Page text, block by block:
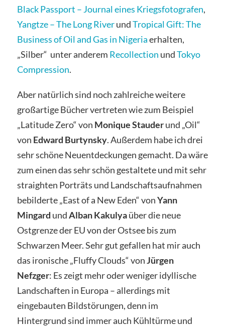
Black Passport – Journal eines Kriegsfotografen,
Yangtze – The Long RiverundTropical Gift: The
Business of Oil and Gas in Nigeriaerhalten,
„Silber“ unter anderem Recollection undTokyo
Compression.
Aber natürlich sind noch zahlreiche weitere
großartige Bücher vertreten wie zum Beispiel
„Latitude Zero“ von Monique Stauderund „Oil“
von Edward Burtynsky. Außerdem habe ich drei
sehr schöne Neuentdeckungen gemacht. Da wäre
zum einen das sehr schön gestaltete und mit sehr
straighten Porträts und Landschaftsaufnahmen
bebilderte „East of a New Eden“ vonYann
Mingard undAlban Kakulyaüber die neue
Ostgrenze der EU von der Ostsee bis zum
Schwarzen Meer. Sehr gut gefallen hat mir auch
das ironische „Fluffy Clouds“ vonJürgen
Nefzger: Es zeigt mehr oder weniger idyllische
Landschaften in Europa – allerdings mit
eingebauten Bildstörungen, denn im
Hintergrund sind immer auch Kühltürme und